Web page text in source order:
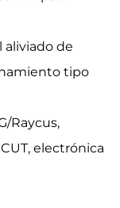
aliviado de
tipo
Raycus,
electrónica